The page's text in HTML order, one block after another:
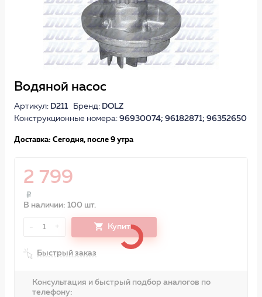
Водяной насос
Артикул: D211Бренд: DOLZ
Конструкционные номера: 96930074; 96182871; 96352650
Доставка: Сегодня, после 9 утра
2 799
В наличии: 100 шт.
- 1 + Купить
Быстрый заказ
Консультация и быстрый подбор аналогов по
телефону: